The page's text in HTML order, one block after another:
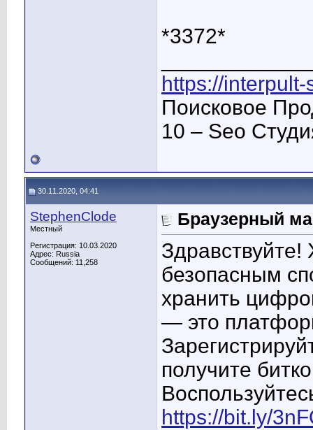
*3372*
https://
Поисковое
10 – Seo
30.11.2020, 04:41
StephenClode
Местный
Регистрация: 10.03.2020
Адрес: Russia
Сообщений: 11,258
Браузерный
безопасным
хранить
— это
получите
https://bit.ly/